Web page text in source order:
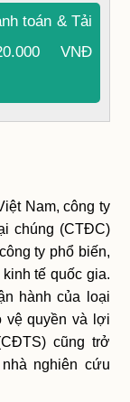
toán & Tải
VNĐ
Nam, công ty
chúng (CTĐC)
ty phổ biến,
tế quốc gia.
hành của loại
vệ quyền và lợi
cũng trở
nghiên cứu